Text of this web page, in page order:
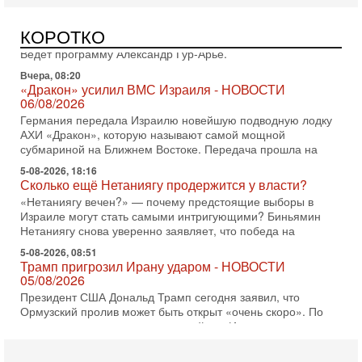
КОРОТКО
ЦАХАЛа в отставке, писатель, журналист, военный историк.
Ведет программу Александр Гур-Арье.
Вчера, 08:20
«Дракон» усилил ВМС Израиля - НОВОСТИ
06/08/2026
Германия передала Израилю новейшую подводную лодку
АХИ «Дракон», которую называют самой мощной
субмариной на Ближнем Востоке. Передача прошла на
5-08-2026, 18:16
Сколько ещё Нетаниягу продержится у власти?
«Нетаниягу вечен?» — почему предстоящие выборы в
Израиле могут стать самыми интригующими? Биньямин
Нетаниягу снова уверенно заявляет, что победа на
5-08-2026, 08:51
Трамп пригрозил Ирану ударом - НОВОСТИ
05/08/2026
Президент США Дональд Трамп сегодня заявил, что
Ормузский пролив может быть открыт «очень скоро». По
его словам, если этого не произойдет, Иран ждет